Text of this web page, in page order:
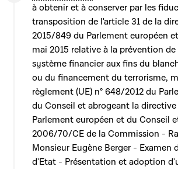
à obtenir et à conserver par les
transposition de l'article 31 de la
2015/849 du Parlement européen
mai 2015 relative à la prévention
système financier aux fins du
ou du financement du terrorisme,
règlement (UE) n° 648/2012 du
du Conseil et abrogeant la
Parlement européen et du Conseil
2006/70/CE de la Commission -
Monsieur Eugène Berger - Examen
d'Etat - Présentation et adoption